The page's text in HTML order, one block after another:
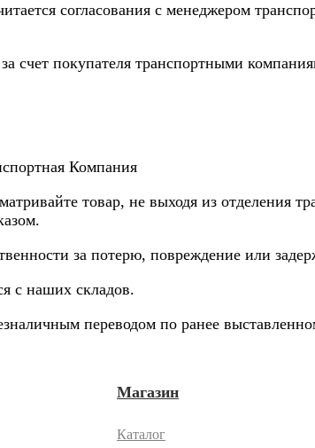
согласования с менеджером
счет покупателя транспортными
Компания
товар, не выходя из отделения
за потерю, повреждение или
с наших складов.
переводом по ранее
Магазин
Каталог